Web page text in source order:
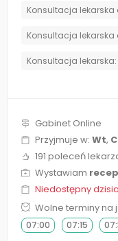
Konsultacja lekarska
Konsultacja
⁠Konsultacja
Gabinet Online
Przyjmuje w: Wt,
191 poleceń
Wystawiam
Niedostępny
Wolne terminy na
07:00 07:15